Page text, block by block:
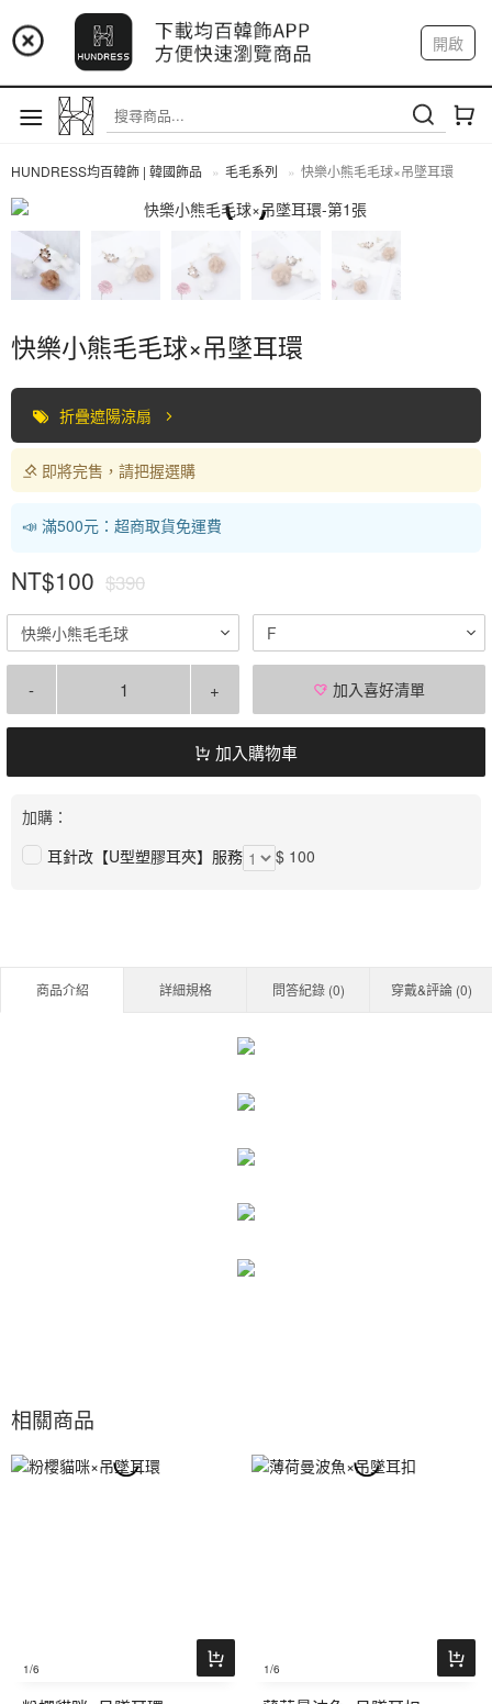
📢 市集預告：9/4-9/6 淡水捷運站
📢 市集預告：9/12-9/13 八里海巡基地
📢 市集預告：8/22-8/23 桃園青埔置地廣場
開啟
註冊 我的帳戶
HUNDRESS均百韓飾 | 韓國飾品 毛毛系列 快樂小熊毛毛球×吊墜耳環
全部商品
快樂小熊毛毛球×吊墜耳環
折疊遮陽涼扇
即將完售，請把握選購
📣 滿500元：超商取貨免運費
NT$100 $390
快樂小熊毛毛球 F
- + 加入喜好清單
加入購物車
加購：
耳針改【U型塑膠耳夾】服務
$ 100
商品介紹 詳細規格 問答紀錄 (0) 穿戴&評論 (0)
相關商品
1/6 1/6